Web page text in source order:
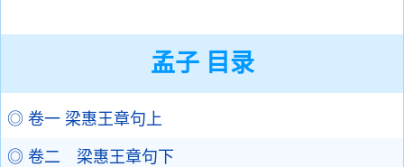
孟子 目录
◎ 卷一 梁惠王章句上
◎ 卷二 梁惠王章句下